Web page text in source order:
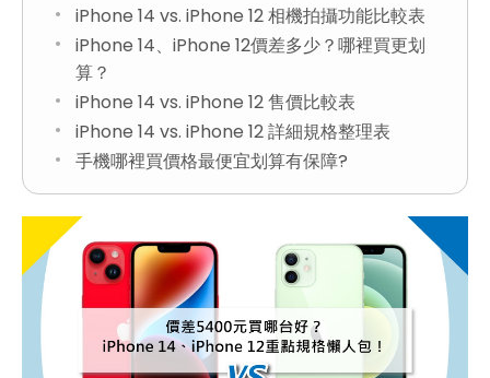
iPhone 14 vs. iPhone 12 相機拍攝功能比較表
iPhone 14、iPhone 12價差多少？哪裡買更划
算？
iPhone 14 vs. iPhone 12 售價比較表
iPhone 14 vs. iPhone 12 詳細規格整理表
手機哪裡買價格最便宜划算有保障?